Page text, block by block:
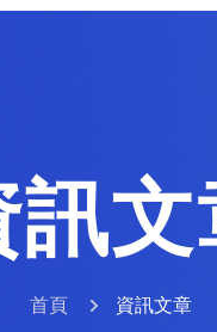
訊
首頁 資訊文章